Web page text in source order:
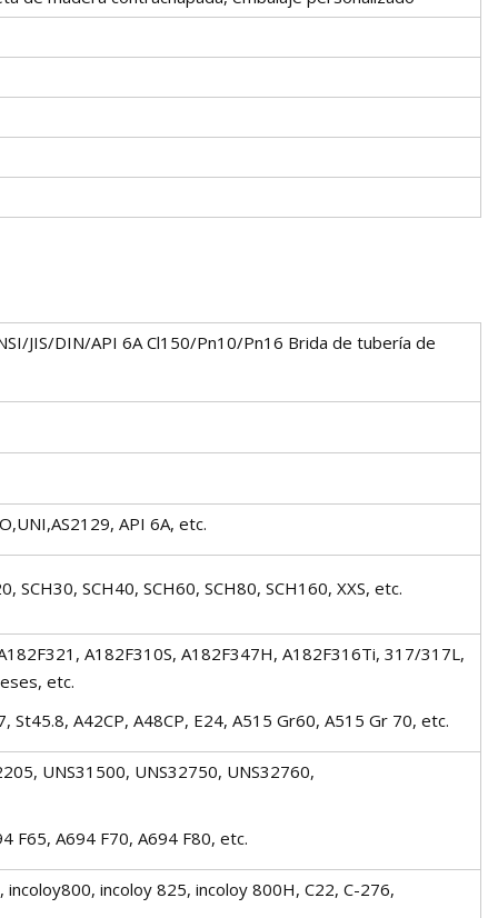
JIS/DIN/API 6A Cl150/Pn10/Pn16 Brida de tubería de
API 6A, etc.
SCH30, SCH40, SCH60, SCH80, SCH160, XXS, etc.
A182F310S, A182F347H, A182F316Ti, 317/317L,
etc.
St45.8, A42CP, A48CP, E24, A515 Gr60, A515 Gr 70, etc.
UNS31500, UNS32750, UNS32760,
F65, A694 F70, A694 F80, etc.
incoloy 825, incoloy 800H, C22, C-276,